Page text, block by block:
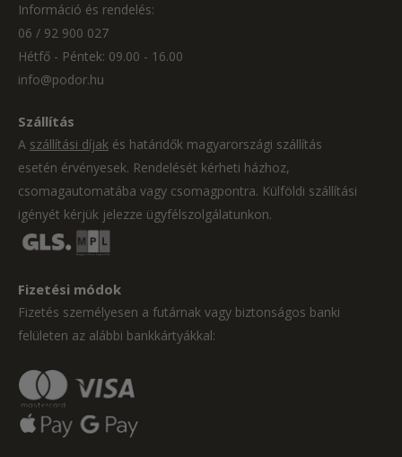
Információ és rendelés:
06 / 92 900 027
Hétfő - Péntek: 09.00 - 16.00
info@podor.hu
Szállítás
A szállítási díjak és határidők magyarországi szállítás
esetén érvényesek. Rendelését kérheti házhoz,
csomagautomatába vagy csomagpontra. Külföldi szállítási
igényét kérjük jelezze ügyfélszolgálatunkon.
Fizetési módok
Fizetés személyesen a futárnak vagy biztonságos banki
felületen az alábbi bankkártyákkal: